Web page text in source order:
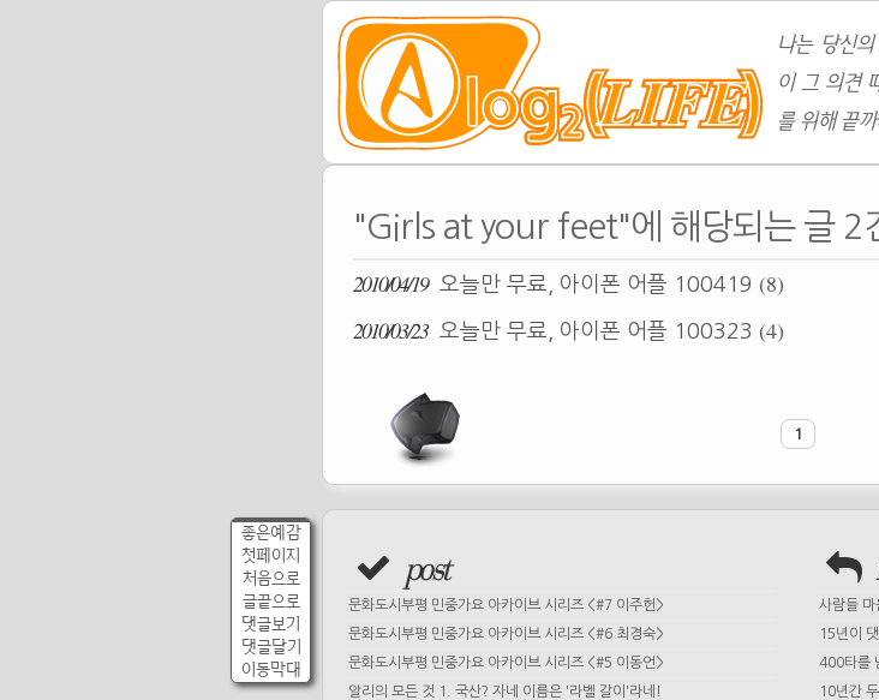
나는 당신
이 그 의견
를 위해 끝
좋은예감
첫페이지
처음으로
글끝으로
댓글보기
댓글달기
이동막대
"Girls at your feet"에 해당되는 글 2
2010/04/19 오늘만 무료, 아이폰 어플 100419 (8)
2010/03/23 오늘만 무료, 아이폰 어플 100323 (4)
1
post
문화도시부평 민중가요 아카이브 시리즈 <#7 이주헌>
문화도시부평 민중가요 아카이브 시리즈 <#6 최경숙>
문화도시부평 민중가요 아카이브 시리즈 <#5 이동언>
알리의 모든 것 1. 국산? 자네 이름은 '라벨 갈이'라네!
사람들 마
15년이
400타를
10년간